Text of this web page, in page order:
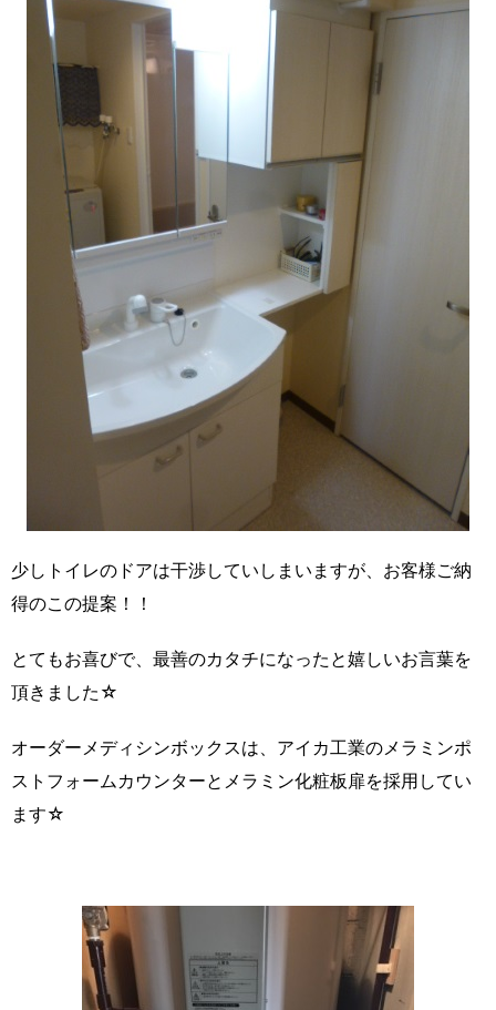
少しトイレのドアは干渉していしまいますが、お客様ご納
得のこの提案！！
とてもお喜びで、最善のカタチになったと嬉しいお言葉を
頂きました☆
オーダーメディシンボックスは、アイカ工業のメラミンポ
ストフォームカウンターとメラミン化粧板扉を採用してい
ます☆